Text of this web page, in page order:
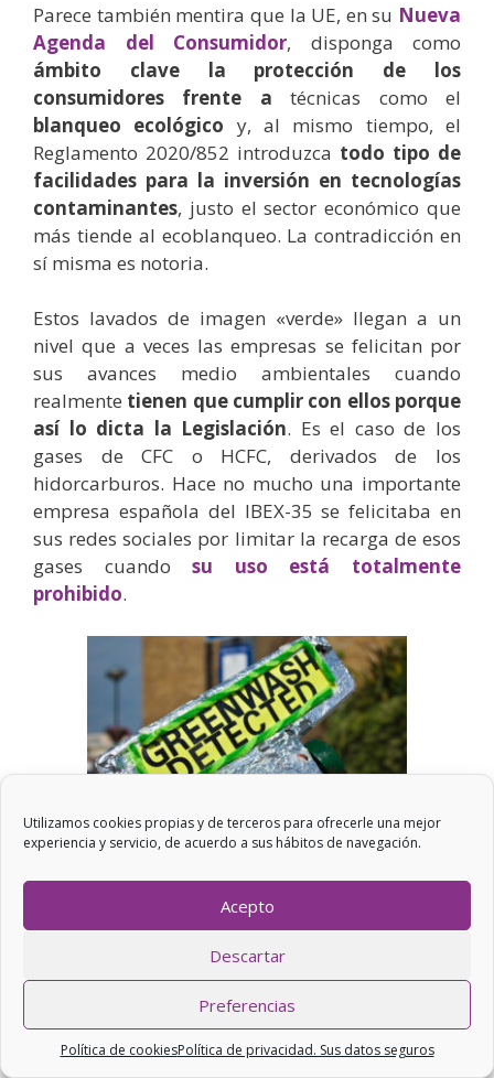
Utilizamos cookies propias y de terceros para ofrecerle una mejor
experiencia y servicio, de acuerdo a sus hábitos de navegación.
Acepto
Descartar
Preferencias
Política de cookiesPolítica de privacidad. Sus datos seguros
Parece también mentira que la UE, en su Nueva
Agenda del Consumidor, disponga como
ámbito clave la protección de los
consumidores frente a técnicas como el
blanqueo ecológico y, al mismo tiempo, el
Reglamento 2020/852 introduzca todo tipo de
facilidades para la inversión en tecnologías
contaminantes, justo el sector económico que
más tiende al ecoblanqueo. La contradicción en
sí misma es notoria.
Estos lavados de imagen «verde» llegan a un
nivel que a veces las empresas se felicitan por
sus avances medio ambientales cuando
realmente tienen que cumplir con ellos porque
así lo dicta la Legislación. Es el caso de los
gases de CFC o HCFC, derivados de los
hidorcarburos. Hace no mucho una importante
empresa española del IBEX-35 se felicitaba en
sus redes sociales por limitar la recarga de esos
gases cuandosu uso está totalmente
prohibido.
consumidores para que no nos den gato por
liebre, o, como se ha usado en
realmente o es solo marketing?, gato por verde.
En primer lugar tener en cuenta una serie de